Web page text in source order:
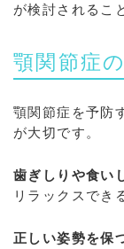
が検討されるこ
顎関節症
顎関節症を予防
が大切です。
歯ぎしりや食い
リラックスでき
正しい姿勢を保